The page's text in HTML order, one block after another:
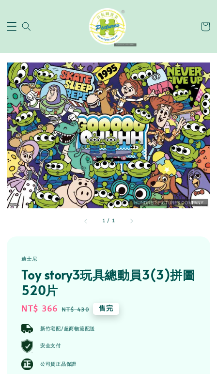
1 / 1
迪士尼
Toy story3玩具總動員3(3)拼圖
520片
Sale
NT$ 366 Regular
NT$ 430 售完
新竹宅配/超商物流配送
安全支付
公司貨正品保證